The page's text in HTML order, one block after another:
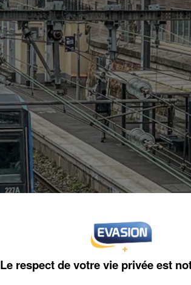
Le respect de votre vie privée est